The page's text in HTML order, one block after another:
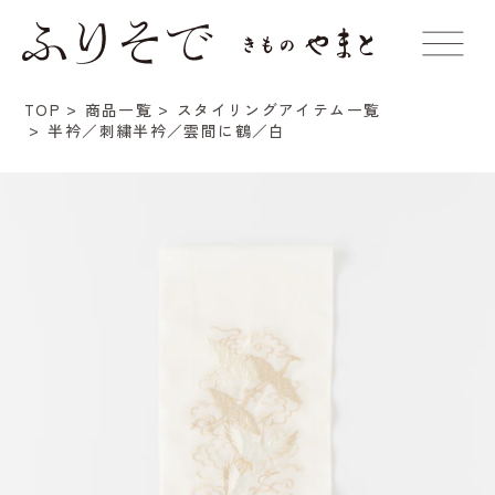
TOP 商品一覧
スタイリングアイテム一覧
半衿／刺繍半衿／雲間に鶴／白